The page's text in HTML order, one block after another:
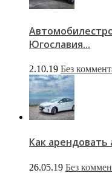
Югославия...
2.10.19 Без
Как
26.05.19 Без